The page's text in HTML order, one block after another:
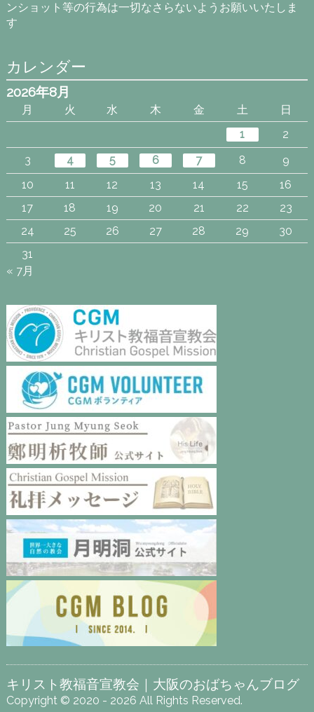
ンショット等の行為は一切なさらないようお願いいたしま
す
カレンダー
2026年8月
月 火 水 木 金 土
日
1
2
3
4 5 6 7 8
9
10
11 12 13 14 15
16
17
18 19 20 21 22
23
24
25 26 27 28 29
30
31
« 7月
キリスト教福音宣教会｜大阪のおばちゃんブログ
Copyright © 2020 - 2026 All Rights Reserved.